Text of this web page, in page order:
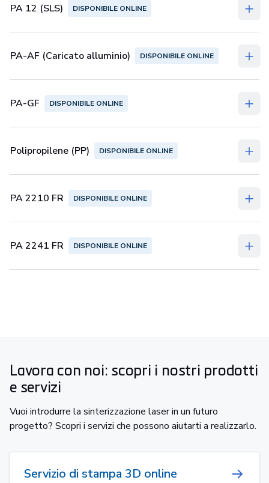
PA 12 (SLS) DISPONIBILE ONLINE
PA-AF (Caricato alluminio) DISPONIBILE ONLINE
PA-GF DISPONIBILE ONLINE
Polipropilene (PP) DISPONIBILE ONLINE
PA 2210 FR DISPONIBILE ONLINE
PA 2241 FR DISPONIBILE ONLINE
Lavora con noi: scopri i nostri prodotti
e servizi
Vuoi introdurre la sinterizzazione laser in un futuro
progetto? Scopri i servizi che possono aiutarti a realizzarlo.
Servizio di stampa 3D online